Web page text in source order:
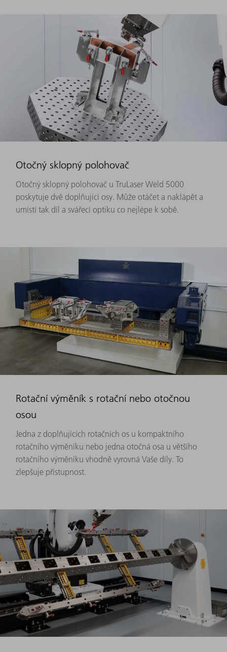
Otočný sklopný polohovač
Otočný sklopný polohovač u TruLaser Weld 5000
poskytuje dvě doplňující osy. Může otáčet a naklápět a
umístí tak díl a svářecí optiku co nejlépe k sobě.
Rotační výměník s rotační nebo otočnou
osou
Jedna z doplňujících rotačních os u kompaktního
rotačního výměníku nebo jedna otočná osa u většího
rotačního výměníku vhodně vyrovná Vaše díly. To
zlepšuje přístupnost.